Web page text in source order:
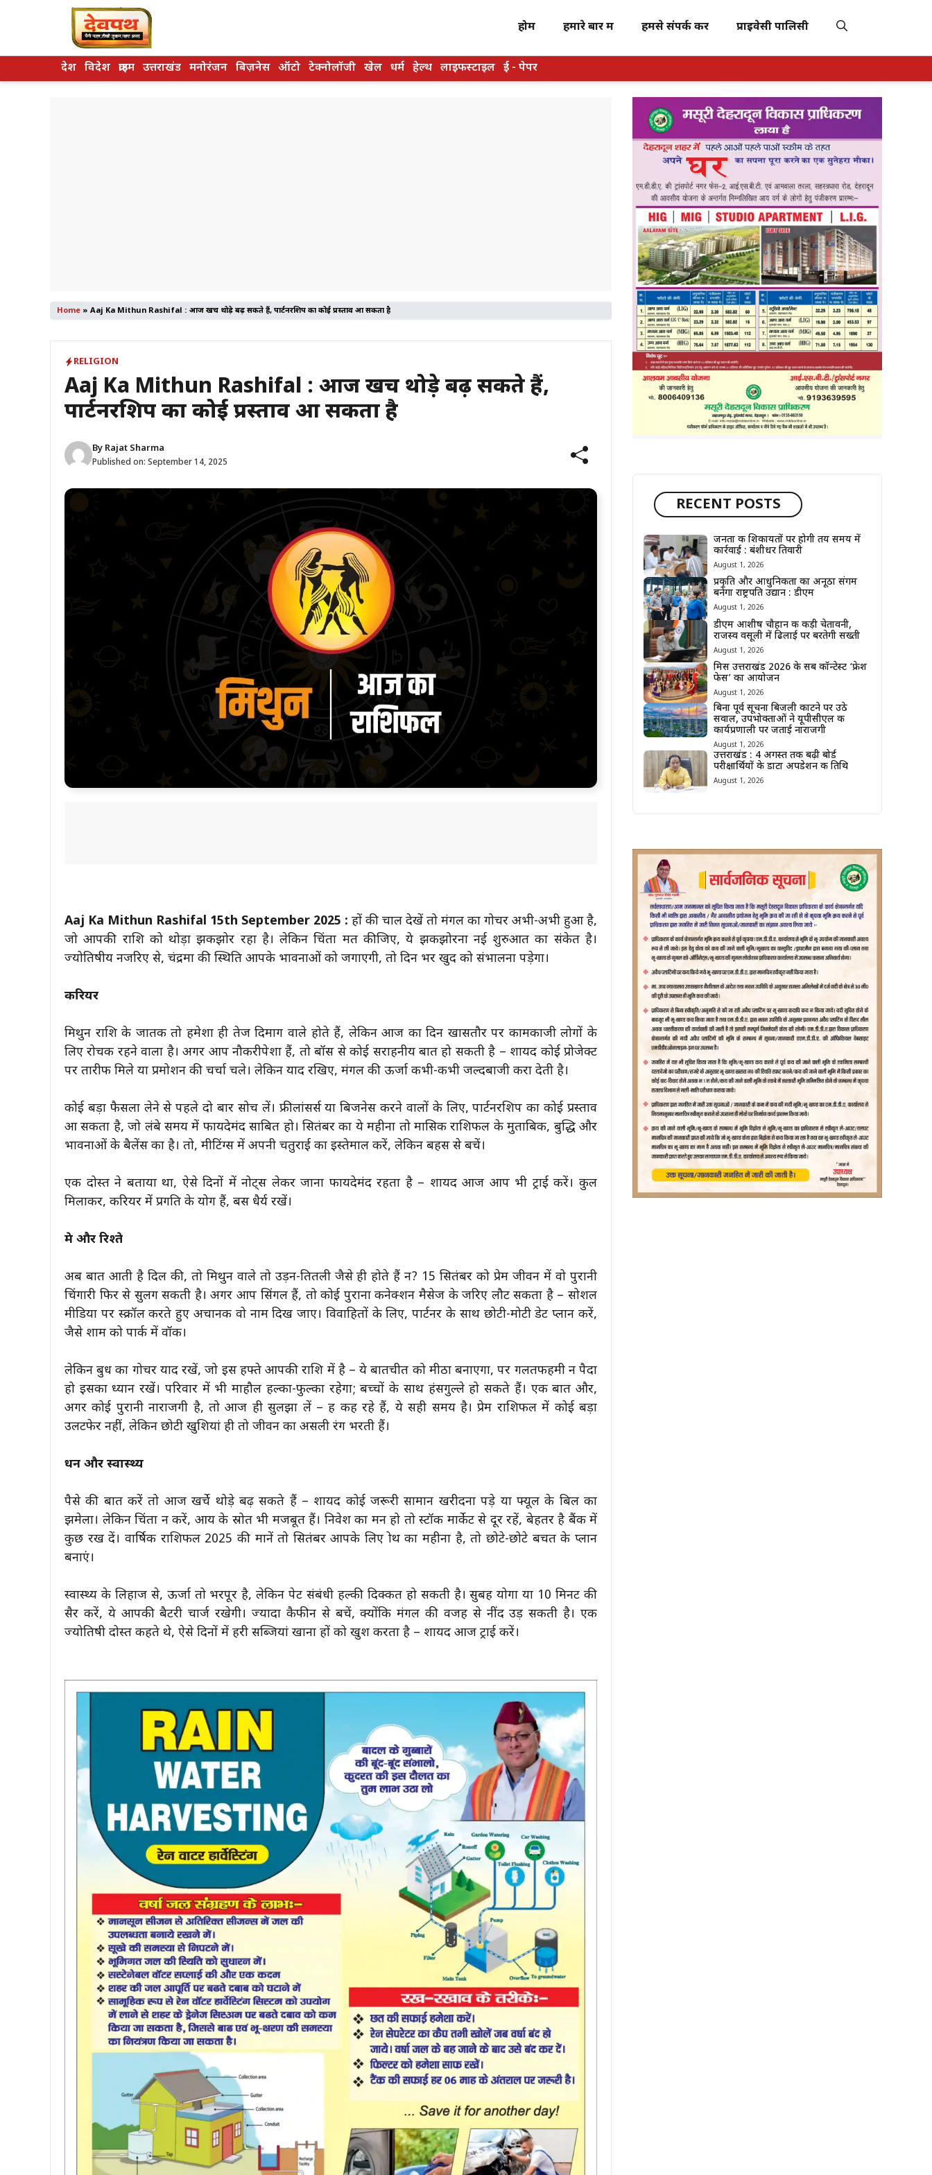
होम हमारे बारें में हमसे संपर्क करें प्राइवेसी पालिसी
देश विदेश क्राइम उत्तराखंड मनोरंजन बिज़नेस ऑटो टेक्नोलॉजी खेल धर्म हेल्थ लाइफस्टाइल ई - पेपर
Home » Aaj Ka Mithun Rashifal : आज खर्चे थोड़े बढ़ सकते हैं, पार्टनरशिप का कोई प्रस्ताव आ सकता है
RELIGION
Aaj Ka Mithun Rashifal : आज खर्चे थोड़े बढ़ सकते हैं,
पार्टनरशिप का कोई प्रस्ताव आ सकता है
By Rajat Sharma
Published on: September 14, 2025
Aaj Ka Mithun Rashifal 15th September 2025 : ग्रहों की चाल देखें तो मंगल का गोचर अभी-अभी हुआ है,
जो आपकी राशि को थोड़ा झकझोर रहा है। लेकिन चिंता मत कीजिए, ये झकझोरना नई शुरुआत का संकेत है।
ज्योतिषीय नजरिए से, चंद्रमा की स्थिति आपके भावनाओं को जगाएगी, तो दिन भर खुद को संभालना पड़ेगा।
करियर
मिथुन राशि के जातक तो हमेशा ही तेज दिमाग वाले होते हैं, लेकिन आज का दिन खासतौर पर कामकाजी लोगों के
लिए रोचक रहने वाला है। अगर आप नौकरीपेशा हैं, तो बॉस से कोई सराहनीय बात हो सकती है – शायद कोई प्रोजेक्ट
पर तारीफ मिले या प्रमोशन की चर्चा चले। लेकिन याद रखिए, मंगल की ऊर्जा कभी-कभी जल्दबाजी करा देती है।
कोई बड़ा फैसला लेने से पहले दो बार सोच लें। फ्रीलांसर्स या बिजनेस करने वालों के लिए, पार्टनरशिप का कोई प्रस्ताव
आ सकता है, जो लंबे समय में फायदेमंद साबित हो। सितंबर का ये महीना तो मासिक राशिफल के मुताबिक, बुद्धि और
भावनाओं के बैलेंस का है। तो, मीटिंग्स में अपनी चतुराई का इस्तेमाल करें, लेकिन बहस से बचें।
एक दोस्त ने बताया था, ऐसे दिनों में नोट्स लेकर जाना फायदेमंद रहता है – शायद आज आप भी ट्राई करें। कुल
मिलाकर, करियर में प्रगति के योग हैं, बस धैर्य रखें।
प्रेम और रिश्ते
अब बात आती है दिल की, तो मिथुन वाले तो उड़न-तितली जैसे ही होते हैं न? 15 सितंबर को प्रेम जीवन में वो पुरानी
चिंगारी फिर से सुलग सकती है। अगर आप सिंगल हैं, तो कोई पुराना कनेक्शन मैसेज के जरिए लौट सकता है – सोशल
मीडिया पर स्क्रॉल करते हुए अचानक वो नाम दिख जाए। विवाहितों के लिए, पार्टनर के साथ छोटी-मोटी डेट प्लान करें,
जैसे शाम को पार्क में वॉक।
लेकिन बुध का गोचर याद रखें, जो इस हफ्ते आपकी राशि में है – ये बातचीत को मीठा बनाएगा, पर गलतफहमी न पैदा
हो इसका ध्यान रखें। परिवार में भी माहौल हल्का-फुल्का रहेगा; बच्चों के साथ हंसगुल्ले हो सकते हैं। एक बात और,
अगर कोई पुरानी नाराजगी है, तो आज ही सुलझा लें – ग्रह कह रहे हैं, ये सही समय है। प्रेम राशिफल में कोई बड़ा
उलटफेर नहीं, लेकिन छोटी खुशियां ही तो जीवन का असली रंग भरती हैं।
धन और स्वास्थ्य
पैसे की बात करें तो आज खर्चे थोड़े बढ़ सकते हैं – शायद कोई जरूरी सामान खरीदना पड़े या फ्यूल के बिल का
झमेला। लेकिन चिंता न करें, आय के स्रोत भी मजबूत हैं। निवेश का मन हो तो स्टॉक मार्केट से दूर रहें, बेहतर है बैंक में
कुछ रख दें। वार्षिक राशिफल 2025 की मानें तो सितंबर आपके लिए ग्रोथ का महीना है, तो छोटे-छोटे बचत के प्लान
बनाएं।
स्वास्थ्य के लिहाज से, ऊर्जा तो भरपूर है, लेकिन पेट संबंधी हल्की दिक्कत हो सकती है। सुबह योगा या 10 मिनट की
सैर करें, ये आपकी बैटरी चार्ज रखेगी। ज्यादा कैफीन से बचें, क्योंकि मंगल की वजह से नींद उड़ सकती है। एक
ज्योतिषी दोस्त कहते थे, ऐसे दिनों में हरी सब्जियां खाना ग्रहों को खुश करता है – शायद आज ट्राई करें।
RECENT POSTS
जनता की शिकायतों पर होगी तय समय में
कार्रवाई : बंशीधर तिवारी
August 1, 2026
प्रकृति और आधुनिकता का अनूठा संगम
बनेगा राष्ट्रपति उद्यान : डीएम
August 1, 2026
डीएम आशीष चौहान की कड़ी चेतावनी,
राजस्व वसूली में ढिलाई पर बरतेगी सख्ती
August 1, 2026
मिस उत्तराखंड 2026 के सब कॉन्टेस्ट ‘फ्रेश
फेस’ का आयोजन
August 1, 2026
बिना पूर्व सूचना बिजली काटने पर उठे
सवाल, उपभोक्ताओं ने यूपीसीएल की
कार्यप्रणाली पर जताई नाराजगी
August 1, 2026
उत्तराखंड : 4 अगस्त तक बढ़ी बोर्ड
परीक्षार्थियों के डाटा अपडेशन की तिथि
August 1, 2026